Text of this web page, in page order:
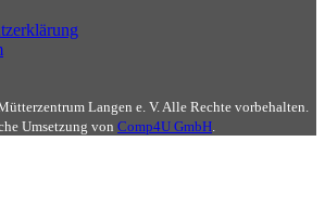
Langen e. V. Alle Rechte vorbehalten.
Umsetzung von Comp4U GmbH